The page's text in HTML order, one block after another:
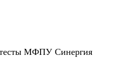
тесты МФПУ Синергия